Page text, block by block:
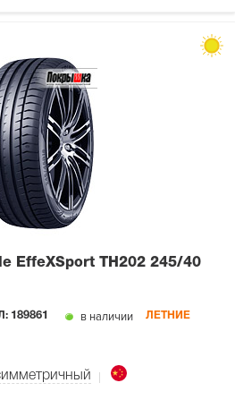
EffeXSport TH202 245/40
189861 в наличии ЛЕТНИЕ